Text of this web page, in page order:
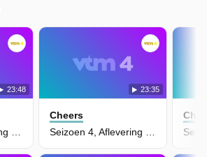
23:48
Seizoen 4, Aflevering 6 - I Will Gladly Pay You Tuesday
23:35
Cheers
Seizoen 4, Aflevering 5 - Diane's Nightmare